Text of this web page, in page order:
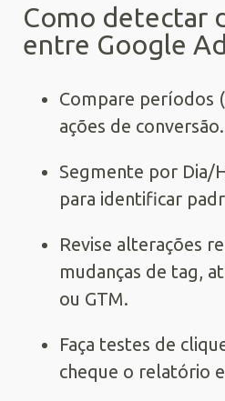
Como detectar
entre Google
Compare períodos
ações de conversão.
Segmente por Dia/
para identificar
Revise alterações
mudanças de tag,
ou GTM.
Faça testes de
cheque o relatório